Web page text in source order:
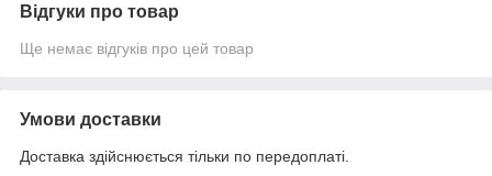
Відгуки про товар
Ще немає відгуків про цей товар
Умови доставки
Доставка здійснюється тільки по передоплаті.